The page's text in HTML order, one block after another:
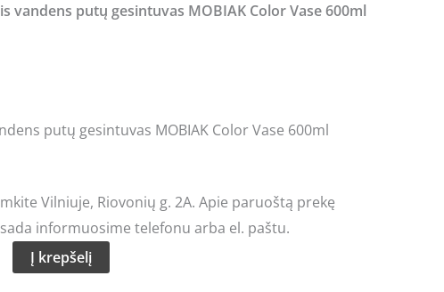
vandens putų gesintuvas MOBIAK Color Vase 600ml
putų gesintuvas MOBIAK Color Vase 600ml
Vilniuje, Riovonių g. 2A. Apie paruoštą prekę
informuosime telefonu arba el. paštu.
Į krepšelį